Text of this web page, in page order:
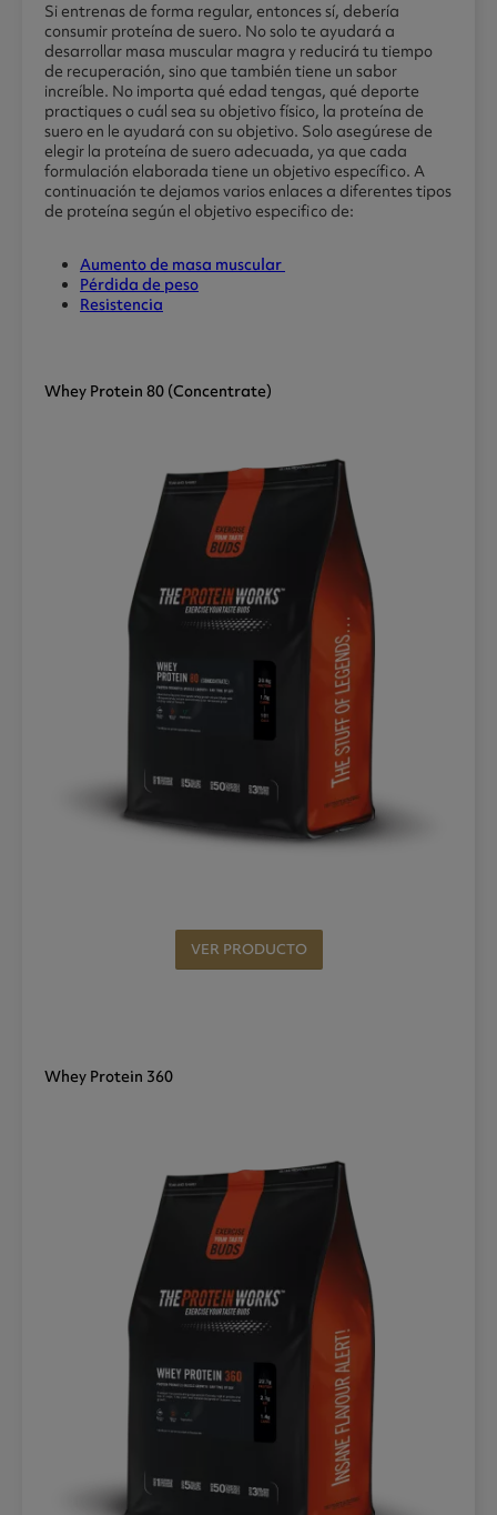
Si entrenas de forma regular, entonces sí, debería
consumir proteína de suero. No solo te ayudará a
desarrollar masa muscular magra y reducirá tu tiempo
de recuperación, sino que también tiene un sabor
increíble. No importa qué edad tengas, qué deporte
practiques o cuál sea su objetivo físico, la proteína de
suero en le ayudará con su objetivo. Solo asegúrese de
elegir la proteína de suero adecuada, ya que cada
formulación elaborada tiene un objetivo específico. A
continuación te dejamos varios enlaces a diferentes tipos
de proteína según el objetivo especifico de:
Aumento de masa muscular
Pérdida de peso
Resistencia
Whey Protein 80 (concentrate)
VER PRODUCTO
Whey Protein 360